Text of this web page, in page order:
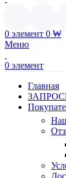
0 элемент 0 ₩
Меню
0 элемент
Главная